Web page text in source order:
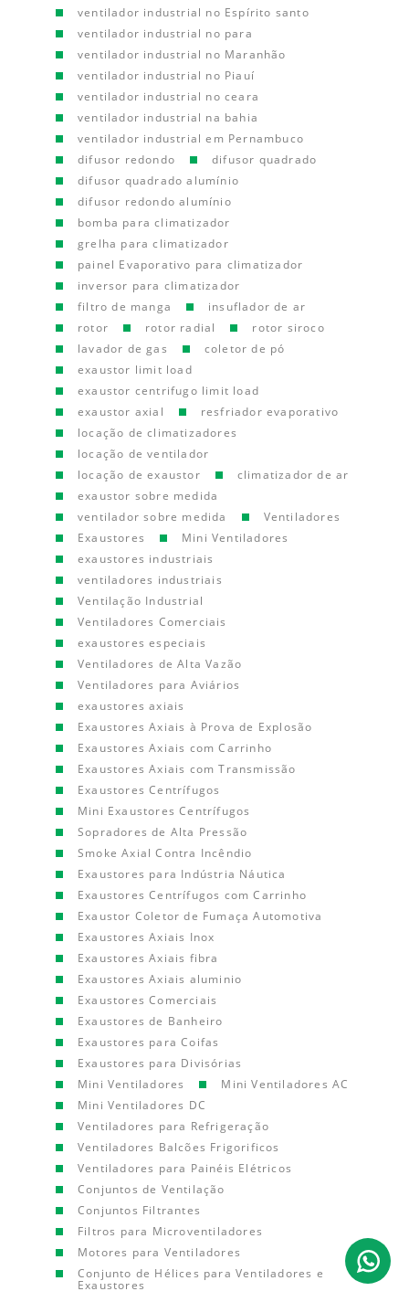
ventilador industrial no Espírito santo
ventilador industrial no para
ventilador industrial no Maranhão
ventilador industrial no Piauí
ventilador industrial no ceara
ventilador industrial na bahia
ventilador industrial em Pernambuco
difusor redondo
difusor quadrado
difusor quadrado alumínio
difusor redondo alumínio
bomba para climatizador
grelha para climatizador
painel Evaporativo para climatizador
inversor para climatizador
filtro de manga
insuflador de ar
rotor
rotor radial
rotor siroco
lavador de gas
coletor de pó
exaustor limit load
exaustor centrifugo limit load
exaustor axial
resfriador evaporativo
locação de climatizadores
locação de ventilador
locação de exaustor
climatizador de ar
exaustor sobre medida
ventilador sobre medida
Ventiladores
Exaustores
Mini Ventiladores
exaustores industriais
ventiladores industriais
Ventilação Industrial
Ventiladores Comerciais
exaustores especiais
Ventiladores de Alta Vazão
Ventiladores para Aviários
exaustores axiais
Exaustores Axiais à Prova de Explosão
Exaustores Axiais com Carrinho
Exaustores Axiais com Transmissão
Exaustores Centrífugos
Mini Exaustores Centrífugos
Sopradores de Alta Pressão
Smoke Axial Contra Incêndio
Exaustores para Indústria Náutica
Exaustores Centrífugos com Carrinho
Exaustor Coletor de Fumaça Automotiva
Exaustores Axiais Inox
Exaustores Axiais fibra
Exaustores Axiais aluminio
Exaustores Comerciais
Exaustores de Banheiro
Exaustores para Coifas
Exaustores para Divisórias
Mini Ventiladores
Mini Ventiladores AC
Mini Ventiladores DC
Ventiladores para Refrigeração
Ventiladores Balcões Frigorificos
Ventiladores para Painéis Elétricos
Conjuntos de Ventilação
Conjuntos Filtrantes
Filtros para Microventiladores
Motores para Ventiladores
Conjunto de Hélices para Ventiladores e
Exaustores